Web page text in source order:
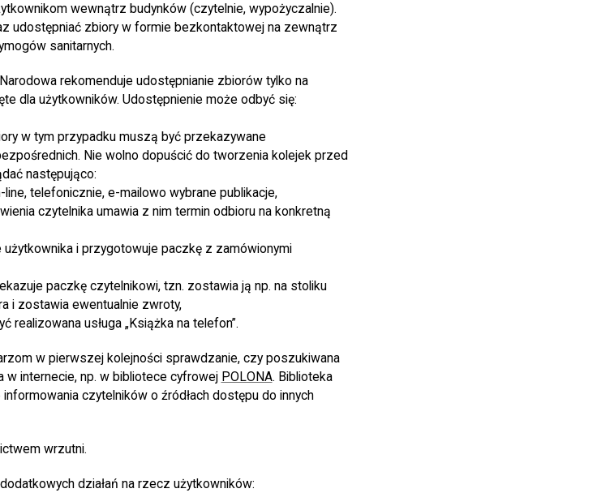
wewnątrz budynków (czytelnie, wypożyczalnie).
udostępniać zbiory w formie bezkontaktowej na zewnątrz
sanitarnych.
rekomenduje udostępnianie zbiorów tylko na
dla użytkowników. Udostępnienie może odbyć się:
w tym przypadku muszą być przekazywane
Nie wolno dopuścić do tworzenia kolejek przed
następująco:
telefonicznie, e-mailowo wybrane publikacje,
czytelnika umawia z nim termin odbioru na konkretną
i przygotowuje paczkę z zamówionymi
paczkę czytelnikowi, tzn. zostawia ją np. na stoliku
i zostawia ewentualnie zwroty,
realizowana usługa „Książka na telefon”.
w pierwszej kolejności sprawdzanie, czy poszukiwana
internecie, np. w bibliotece cyfrowej POLONA. Biblioteka
czytelników o źródłach dostępu do innych
wrzutni.
działań na rzecz użytkowników: